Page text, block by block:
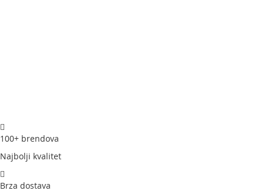
100+ brendova
Najbolji kvalitet
Brza dostava